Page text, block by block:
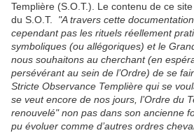
Templière (S.O.T.). Le contenu de ce
du S.O.T. "A travers cette
cependant pas les rituels réellement
symboliques (ou allégoriques) et le
nous souhaitons au cherchant (en
persévérant au sein de l’Ordre) de se
Stricte Observance Templière qui se
se veut encore de nos jours, l’Ordre du
renouvelé" non pas dans son ancienne
pu évoluer comme d’autres ordres